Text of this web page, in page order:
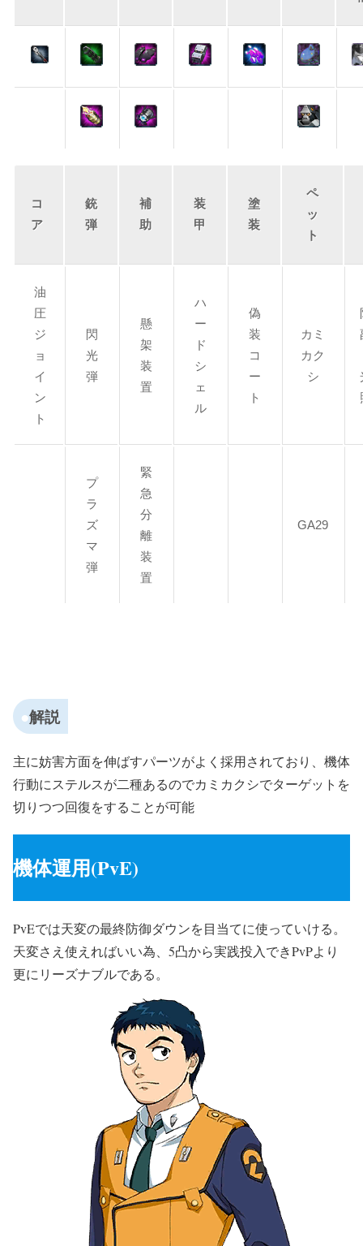
コ
ア
銃
弾
補
助
装
甲
塗
装
ペ
ッ
ト
油
圧
ジ
ョ
イ
ン
ト
閃
光
弾
懸
架
装
置
ハ
ー
ド
シ
ェ
ル
偽
装
コ
ー
ト
カミ
カク
シ
プ
ラ
ズ
マ
弾
緊
急
分
離
装
置
GA29
解説
主に妨害方面を伸ばすパーツがよく採用されており、機体
行動にステルスが二種あるのでカミカクシでターゲットを
切りつつ回復をすることが可能
機体運用(PvE)
PvEでは天変の最終防御ダウンを目当てに使っていける。
天変さえ使えればいい為、5凸から実践投入できPvPより
更にリーズナブルである。